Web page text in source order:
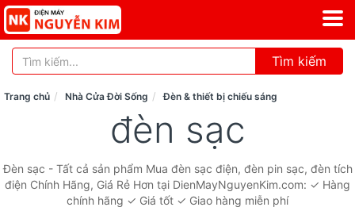
Tìm kiếm
Trang chủ Nhà Cửa Đời Sống Đèn & thiết bị chiếu sáng
đèn sạc
Đèn sạc - Tất cả sản phẩm Mua đèn sạc điện, đèn pin sạc, đèn tích
điện Chính Hãng, Giá Rẻ Hơn tại DienMayNguyenKim.com: ✓ Hàng
chính hãng ✓ Giá tốt ✓ Giao hàng miễn phí